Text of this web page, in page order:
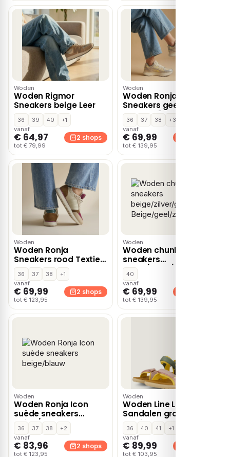
Woden
Woden Rigmor
Sneakers beige Leer
36 39 40
+1
vanaf
€ 64,97
tot € 79,99
2 shops
Woden
Woden Ronja
Sneakers geel Mesh/
Leer – Grijs
36 37 38
+3
vanaf
€ 69,99
tot € 139,95
Woden
Woden Ronja
Sneakers rood Textiel
– Bordeaux
36 37 38
+1
vanaf
€ 69,99
tot € 123,95
2 shops
Woden
Woden chunky
sneakers
beige/zilver/geel –
Beige/geel/zilver
40
vanaf
€ 69,99
tot € 139,95
Woden
Woden Ronja Icon
suède sneakers
beige/blauw
36 37 38
+2
vanaf
€ 83,96
tot € 123,95
2 shops
Woden
Woden Line Lite
Sandalen groen
Textiel
36 40 41
+1
vanaf
€ 89,99
tot € 103,95